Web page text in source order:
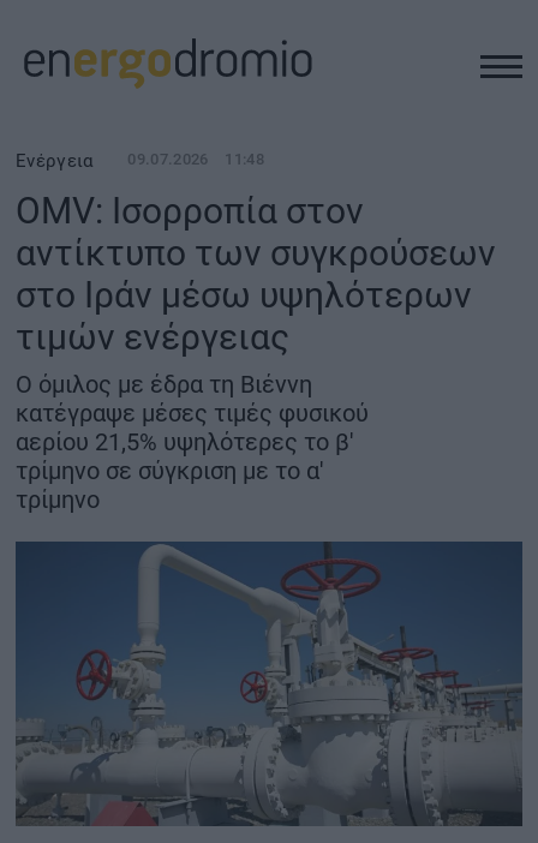
ΥΠΟΔΟΜΕΣ
REAL ESTATE
ΠΕΡΙΒΑΛΛΟΝ
ΕΝΕΡΓΕΙΑ
ΜΕΤΑΦΟΡΕΣ - ΗΛΕΚΤΡΟΚΙΝΗΣΗ
ΨΗΦΙΑΚΟΣ ΚΟΣΜΟΣ
ΟΙΚΟΝΟΜΙΑ - ΕΠΙΧΕΙΡΗΣΕΙΣ
MY PROPERTY
ΚΑΡΑΜΠΟΛΕΣ
ΟΡΟΙ ΧΡΗΣΗΣ
Ενέργεια 09.07.2026 11:48
OMV: Ισορροπία στον
αντίκτυπο των συγκρούσεων
στο Ιράν μέσω υψηλότερων
τιμών ενέργειας
Ο όμιλος με έδρα τη Βιέννη
κατέγραψε μέσες τιμές φυσικού
αερίου 21,5% υψηλότερες το β'
τρίμηνο σε σύγκριση με το α'
τρίμηνο